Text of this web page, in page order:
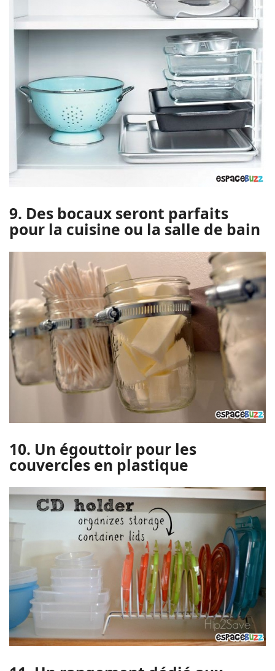
9. Des bocaux seront parfaits
pour la cuisine ou la salle de bain
10. Un égouttoir pour les
couvercles en plastique